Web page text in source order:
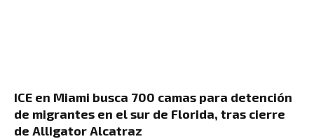
ICE en Miami busca 700 camas para detención
de migrantes en el sur de Florida, tras cierre
de Alligator Alcatraz